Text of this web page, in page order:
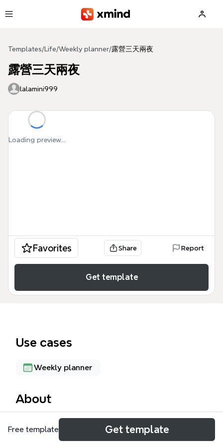
Templates/ Life/Weekly planner/露營三天兩夜
露營三天兩夜
lalamini999
Loading preview...
Favorites Share Report
Get template
Use cases
Weekly planner
About
露營三天兩夜心智圖模板專為團體露營活動規劃而設
計，涵蓋天氣、場地、交通、行程、必備物品、日用
Free template Get template